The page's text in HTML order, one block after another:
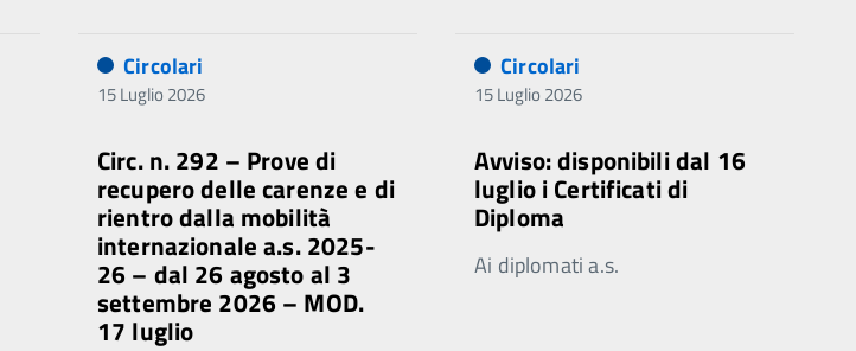
Circolari
15 Luglio 2026
Circ. n. 292 – Prove di
recupero delle carenze e di
rientro dalla mobilità
internazionale a.s. 2025-
26 – dal 26 agosto al 3
settembre 2026 – MOD.
17 luglio
Circolari
15 Luglio 2026
Avviso: disponibili dal 16
luglio i Certificati di
Diploma
Ai diplomati a.s.